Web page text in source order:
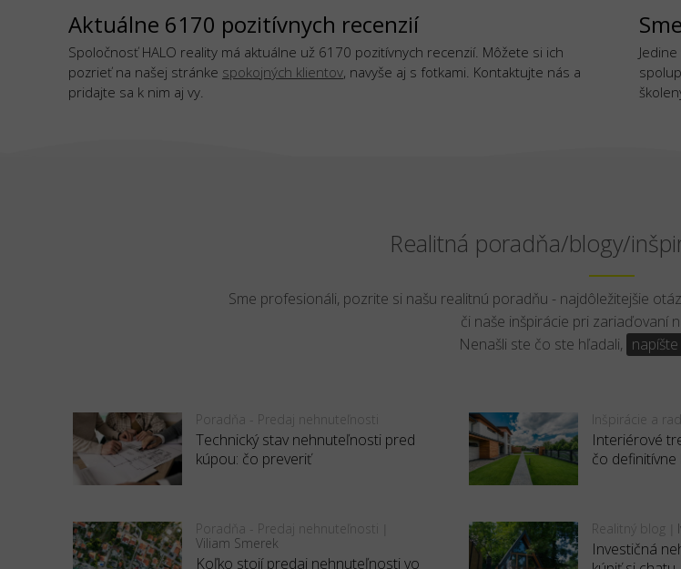
Aktuálne 6170 pozitívnych recenzií
Spoločnosť HALO reality má aktuálne už 6170 pozitívnych recenzií. Môžete si ich
pozrieť na našej stránke spokojných klientov, navyše aj s fotkami. Kontaktujte nás a
pridajte sa k nim aj vy.
Realitná poradňa/blogy/
Sme profesionáli, pozrite si našu realitnú poradňu - najdôležitejšie
či naše inšpirácie pri zariaďovaní
Nenašli ste čo ste hľadali,
Poradňa - Predaj nehnuteľnosti
Technický stav nehnuteľnosti pred
kúpou: čo preveriť
Inšpirácie a rady
Interiérové
čo definitívne
Poradňa - Predaj nehnuteľnosti
Viliam Smerek
Koľko stojí predaj nehnuteľnosti vo
Realitný blog
Investičná